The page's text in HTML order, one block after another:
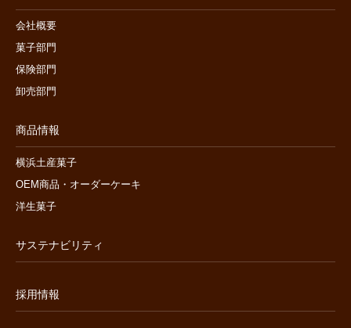
会社概要
菓子部門
保険部門
卸売部門
商品情報
横浜土産菓子
OEM商品・オーダーケーキ
洋生菓子
サステナビリティ
採用情報